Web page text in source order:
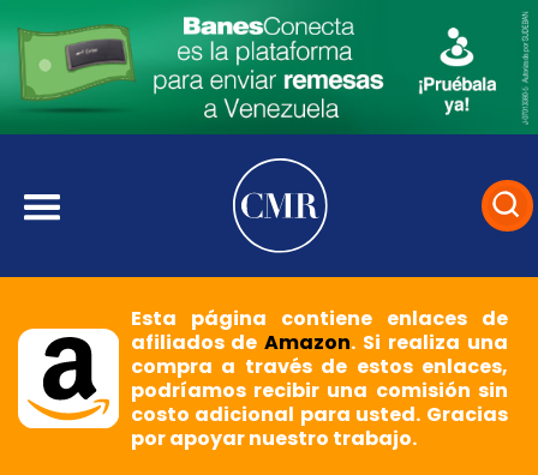
Esta página contiene enlaces de
afiliados deAmazon. Si realiza una
compra a través de estos enlaces,
podríamos recibir una comisión sin
costo adicional para usted. Gracias
por apoyar nuestro trabajo.